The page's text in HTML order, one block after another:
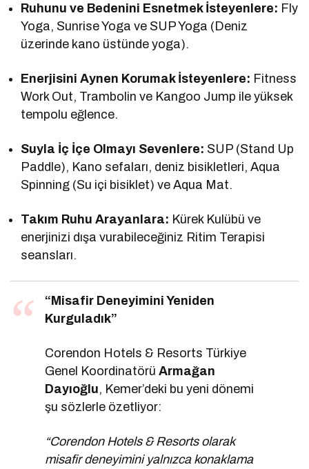
Ruhunu ve Bedenini Esnetmek İsteyenlere: Fly
Yoga, Sunrise Yoga ve SUP Yoga (Deniz
üzerinde kano üstünde yoga).
Enerjisini Aynen Korumak İsteyenlere: Fitness
Work Out, Trambolin ve Kangoo Jump ile yüksek
tempolu eğlence.
Suyla İç İçe Olmayı Sevenlere: SUP (Stand Up
Paddle), Kano sefaları, deniz bisikletleri, Aqua
Spinning (Su içi bisiklet) ve Aqua Mat.
Takım Ruhu Arayanlara: Kürek Kulübü ve
enerjinizi dışa vurabileceğiniz Ritim Terapisi
seansları.
“Misafir Deneyimini Yeniden
Kurguladık”
Corendon Hotels & Resorts Türkiye
Genel KoordinatörüArmağan
Dayıoğlu, Kemer’deki bu yeni dönemi
şu sözlerle özetliyor:
“Corendon Hotels & Resorts olarak
misafir deneyimini yalnızca konaklama